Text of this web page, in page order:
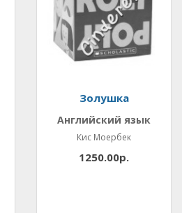
Золушка
Английский язык
Кис Моербек
1250.00р.